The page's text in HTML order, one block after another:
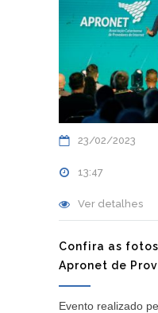
23/02/2023
13:47
Ver detalhes
Confira as
Apronet de
Evento realizado